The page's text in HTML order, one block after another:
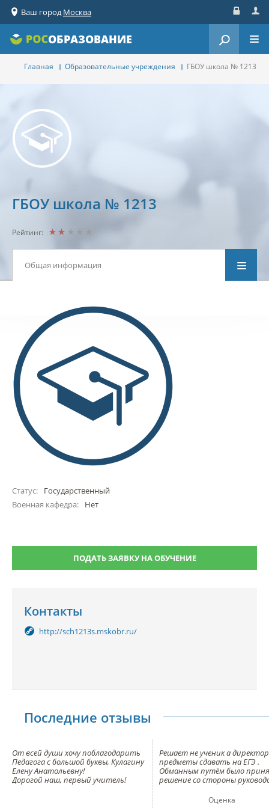
Ваш городМосква
ОБРАЗОВАНИЕ
Главная Образовательные учреждения ГБОУ школа № 1213
ГБОУ школа № 1213
Рейтинг:
Общая информация
Статус:
Государственный
Военная кафедра:
Нет
ПОДАТЬ ЗАЯВКУ НА ОБУЧЕНИЕ
Контакты
http://sch1213s.mskobr.ru/
Последние отзывы
От всей души хочу поблагодарить
Педагога с большой буквы, Кулагину
Елену Анатольевну!
Дорогой наш, первый учитель!
Решает не ученик а
предметы сдавать на ЕГЭ .
Обманным путём было
решение со стороны
предметов , вместо трёх .
Оценка